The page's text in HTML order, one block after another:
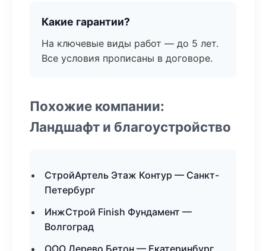
Какие гарантии?
На ключевые виды работ — до 5 лет.
Все условия прописаны в договоре.
Похожие компании:
Ландшафт и благоустройство
СтройАртель Этаж Контур — Санкт-
Петербург
ИнжСтрой Finish Фундамент —
Волгоград
ООО Дерево Бетон — Екатеринбург